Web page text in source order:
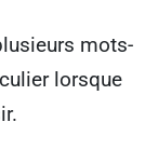
mots-
lorsque